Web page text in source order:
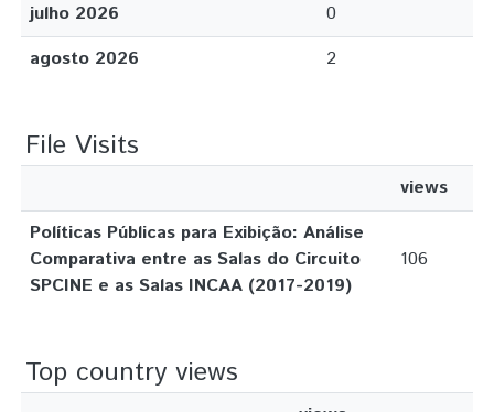
julho 2026
0
agosto 2026
2
File Visits
views
Políticas Públicas para Exibição: Análise
Comparativa entre as Salas do Circuito
SPCINE e as Salas INCAA (2017-2019)
106
Top country views